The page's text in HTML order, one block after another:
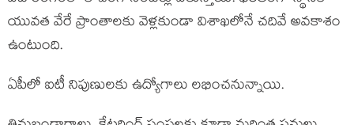
యువత వేరే ప్రాంతాలకు వెళ్లకుండా విశాఖలోనే చదివే అవకాశం
ఉంటుంది.
ఏపీలో ఐటీ నిపుణులకు ఉద్యోగాలు లభించనున్నాయి.